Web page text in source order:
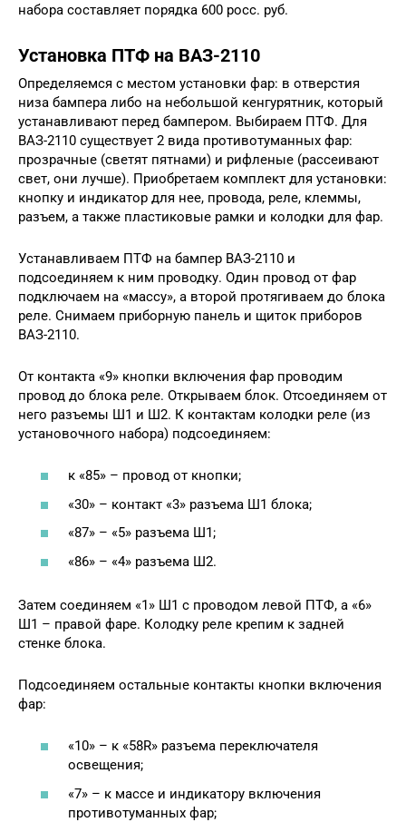
набора составляет порядка 600 росс. руб.
Установка ПТФ на ВАЗ-2110
Определяемся с местом установки фар: в отверстия
низа бампера либо на небольшой кенгурятник, который
устанавливают перед бампером. Выбираем ПТФ. Для
ВАЗ-2110 существует 2 вида противотуманных фар:
прозрачные (светят пятнами) и рифленые (рассеивают
свет, они лучше). Приобретаем комплект для установки:
кнопку и индикатор для нее, провода, реле, клеммы,
разъем, а также пластиковые рамки и колодки для фар.
Устанавливаем ПТФ на бампер ВАЗ-2110 и
подсоединяем к ним проводку. Один провод от фар
подключаем на «массу», а второй протягиваем до блока
реле. Снимаем приборную панель и щиток приборов
ВАЗ-2110.
От контакта «9» кнопки включения фар проводим
провод до блока реле. Открываем блок. Отсоединяем от
него разъемы Ш1 и Ш2. К контактам колодки реле (из
установочного набора) подсоединяем:
к «85» – провод от кнопки;
«30» – контакт «3» разъема Ш1 блока;
«87» – «5» разъема Ш1;
«86» – «4» разъема Ш2.
Затем соединяем «1» Ш1 с проводом левой ПТФ, а «6»
Ш1 – правой фаре. Колодку реле крепим к задней
стенке блока.
Подсоединяем остальные контакты кнопки включения
фар:
«10» – к «58R» разъема переключателя
освещения;
«7» – к массе и индикатору включения
противотуманных фар;